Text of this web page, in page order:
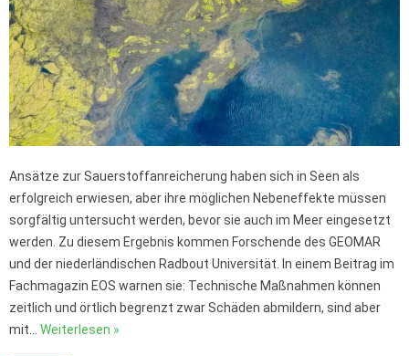
Ansätze zur Sauerstoffanreicherung haben sich in Seen als
erfolgreich erwiesen, aber ihre möglichen Nebeneffekte müssen
sorgfältig untersucht werden, bevor sie auch im Meer eingesetzt
werden. Zu diesem Ergebnis kommen Forschende des GEOMAR
und der niederländischen Radbout Universität. In einem Beitrag im
Fachmagazin EOS warnen sie: Technische Maßnahmen können
zeitlich und örtlich begrenzt zwar Schäden abmildern, sind aber
mit… Weiterlesen »